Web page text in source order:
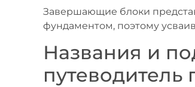
Завершающие блоки
фундаментом, поэтому
Названия и
путеводитель